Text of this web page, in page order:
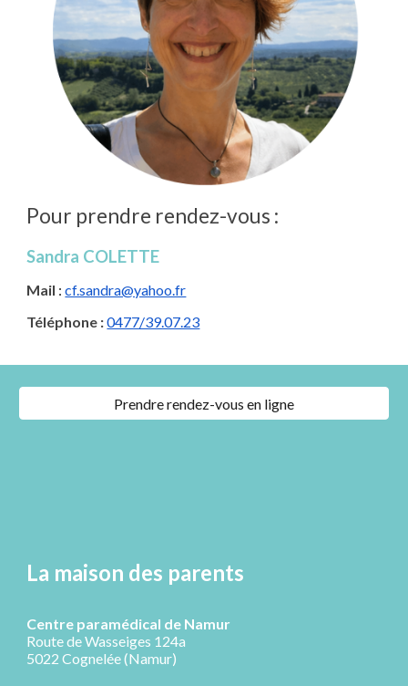
Pour prendre rendez-vous :
Sandra COLETTE
Mail :cf.sandra@yahoo.fr
Téléphone :0477/39.07.23
Prendre rendez-vous en ligne
La maison des parents
Centre paramédical de Namur
Route de Wasseiges 124a
5022 Cognelée (Namur)